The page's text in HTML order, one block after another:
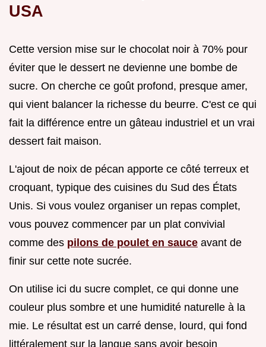
USA
Cette version mise sur le chocolat noir à 70% pour
éviter que le dessert ne devienne une bombe de
sucre. On cherche ce goût profond, presque amer,
qui vient balancer la richesse du beurre. C'est ce qui
fait la différence entre un gâteau industriel et un vrai
dessert fait maison.
L'ajout de noix de pécan apporte ce côté terreux et
croquant, typique des cuisines du Sud des États
Unis. Si vous voulez organiser un repas complet,
vous pouvez commencer par un plat convivial
comme des pilons de poulet en sauce avant de
finir sur cette note sucrée.
On utilise ici du sucre complet, ce qui donne une
couleur plus sombre et une humidité naturelle à la
mie. Le résultat est un carré dense, lourd, qui fond
littéralement sur la langue sans avoir besoin